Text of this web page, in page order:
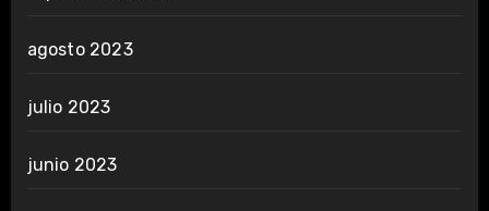
agosto 2023
julio 2023
junio 2023